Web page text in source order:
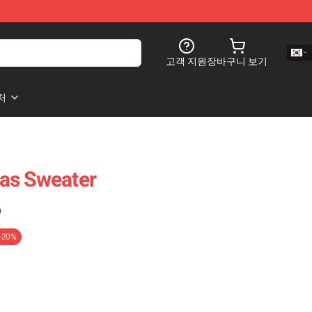
고객 지원장바구니 보기
Sweater
-20%